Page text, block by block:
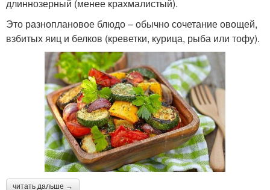
длиннозерный (менее крахмалистый).
Это разноплановое блюдо – обычно сочетание овощей,
взбитых яиц и белков (креветки, курица, рыба или тофу).
читать дальше →